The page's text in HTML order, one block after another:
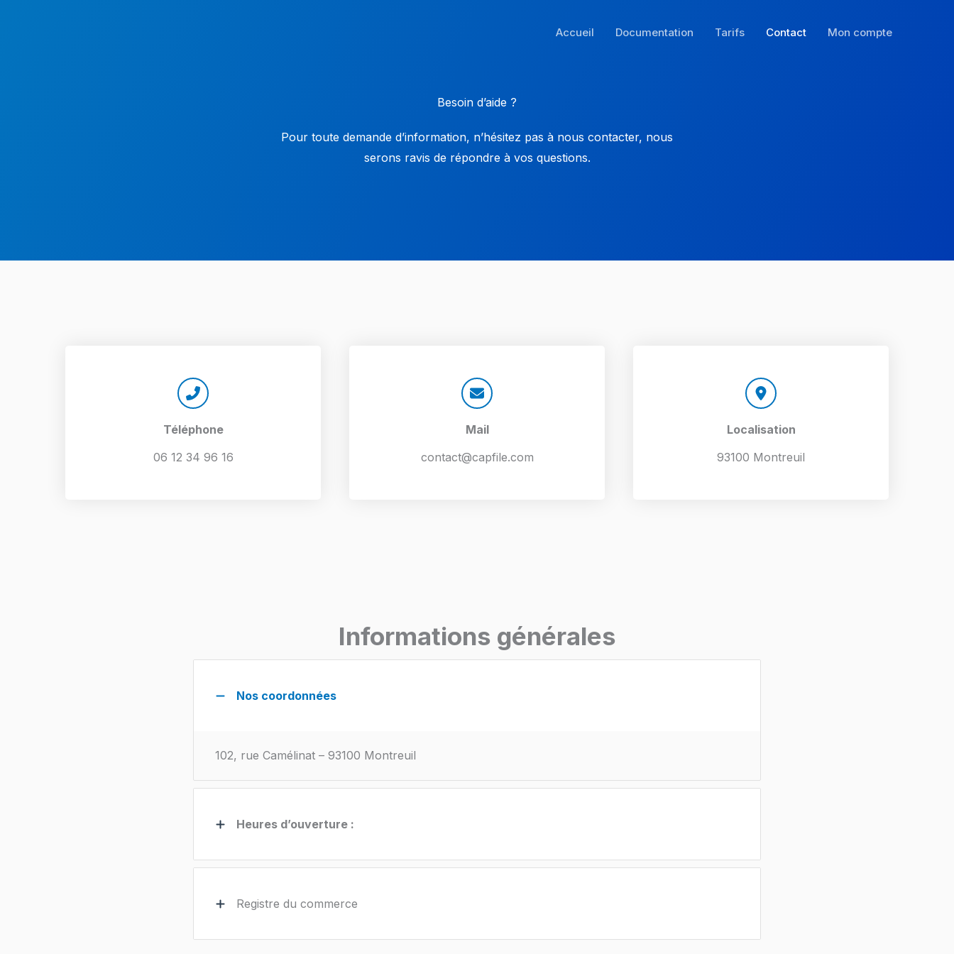
Accueil Documentation Tarifs Contact Mon compte
Besoin d’aide ?
Pour toute demande d’information, n’hésitez pas à nous contacter, nous
serons ravis de répondre à vos questions.
Téléphone​
06 12 34 96 16​
Mail​
contact@capfile.com
Localisation​
93100 Montreuil
Informations générales
Nos coordonnées
102, rue Camélinat – 93100 Montreuil
Heures d’ouverture :
Registre du commerce